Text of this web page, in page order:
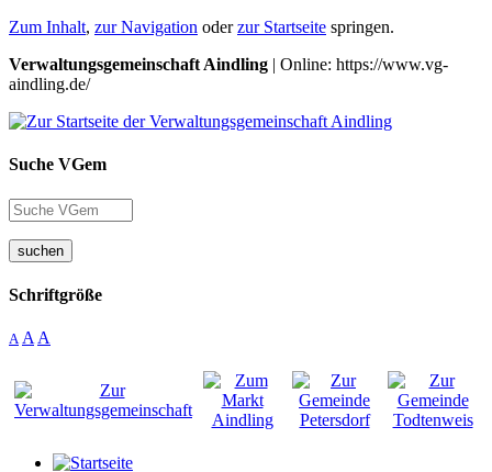
Zum Inhalt, zur Navigation oderzur Startseite springen.
Verwaltungsgemeinschaft Aindling | Online: https://www.vg-
aindling.de/
Suche VGem
suchen
Schriftgröße
A A A